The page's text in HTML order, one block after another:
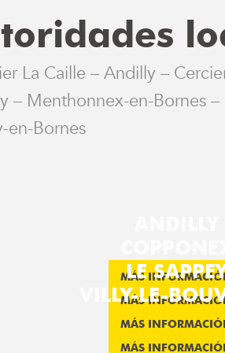
La Caille – Andilly –
– Menthonnex-en-Bornes
en-Bornes
MÁS
MÁS
LE
MÁS
VILLY-LE-
MÁS